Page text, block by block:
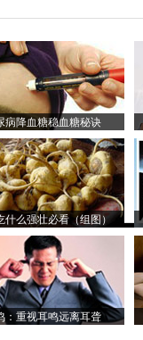
病降血糖稳血糖秘诀
什么强壮必看（组图）
：重视耳鸣远离耳聋